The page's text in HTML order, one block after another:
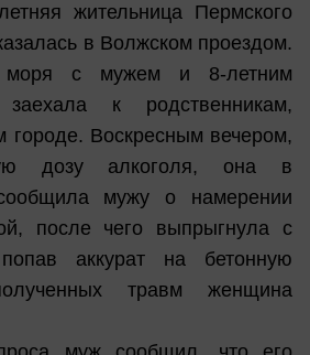
жительница Пермского
в Волжском проездом.
моря с мужем и 8-летним
к родственникам,
Воскресным вечером,
дозу алкоголя, она в
мужу о намерении
после чего выпрыгнула с
аккурат на бетонную
травм женщина